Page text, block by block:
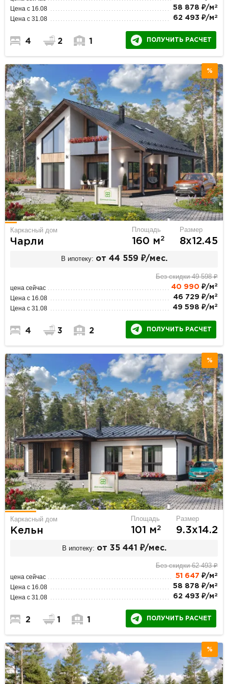
Цена с 16.08 58 878 ₽/м 2
Цена с 31.08 62 493 ₽/м 2
4 2 1 ПОЛУЧИТЬ РАСЧЕТ
%
Каркасный дом
Чарли
Площадь
160 м2
Размер
8х12.45
В ипотеку: от 44 559 ₽/мес.
Без скидки 49 598 ₽
цена сейчас 40 990 ₽/м 2
Цена с 16.08 46 729 ₽/м 2
Цена с 31.08 49 598 ₽/м 2
4 3 2 ПОЛУЧИТЬ РАСЧЕТ
%
Каркасный дом
Кельн
Площадь
101 м2
Размер
9.3х14.2
В ипотеку: от 35 441 ₽/мес.
Без скидки 62 493 ₽
цена сейчас 51 647 ₽/м 2
Цена с 16.08 58 878 ₽/м 2
Цена с 31.08 62 493 ₽/м 2
2 1 1 ПОЛУЧИТЬ РАСЧЕТ
%